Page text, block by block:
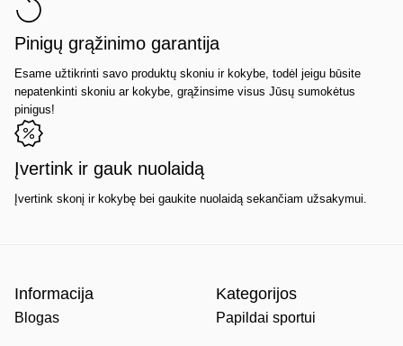
Pinigų grąžinimo garantija
Esame užtikrinti savo produktų skoniu ir kokybe, todėl jeigu būsite
nepatenkinti skoniu ar kokybe, grąžinsime visus Jūsų sumokėtus
pinigus!
Įvertink ir gauk nuolaidą
Įvertink skonį ir kokybę bei gaukite nuolaidą sekančiam užsakymui.
Informacija
Blogas
Kategorijos
Papildai sportui